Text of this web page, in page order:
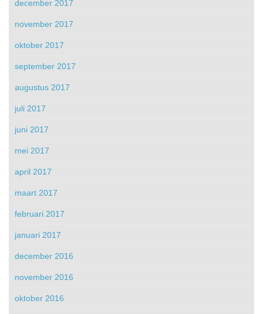
december 2017
november 2017
oktober 2017
september 2017
augustus 2017
juli 2017
juni 2017
mei 2017
april 2017
maart 2017
februari 2017
januari 2017
december 2016
november 2016
oktober 2016